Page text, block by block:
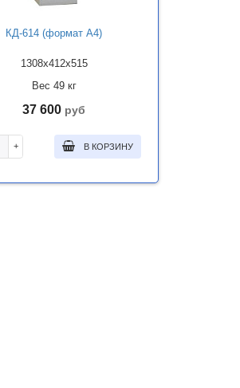
КД-614 (формат А4)
1308x412x515
Вес 49 кг
37 600 руб
+ В КОРЗИНУ